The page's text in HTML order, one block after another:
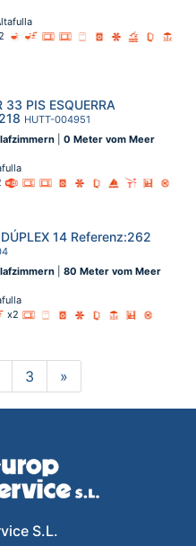
33 PIS ESQUERRA
HUTT-004951
|0 Meter vom Meer
14 Referenz:262
|80 Meter vom Meer
x2
3 »
S.L.